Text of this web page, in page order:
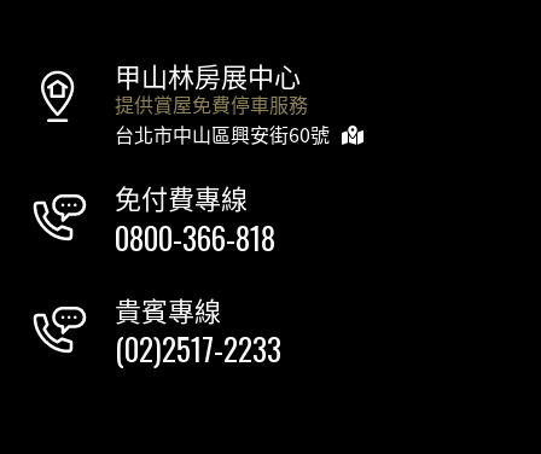
甲山林房展中心
提供賞屋免費停車服務
台北市中山區興安街60號
免付費專線
0800-366-818
貴賓專線
(02)2517-2233